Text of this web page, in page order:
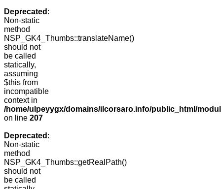
Deprecated :
Non-static
method
NSP_GK4_Thumbs::translateName()
should not
be called
statically,
assuming
$this from
incompatible
context in
/home/ulpeyygx/domains/ilcorsaro.info/public_html/
on line 207
Deprecated :
Non-static
method
NSP_GK4_Thumbs::getRealPath()
should not
be called